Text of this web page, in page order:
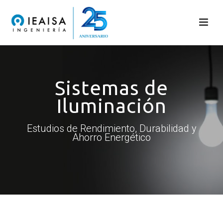
Sistemas de
Iluminación
Estudios de Rendimiento, Durabilidad y
Ahorro Energético